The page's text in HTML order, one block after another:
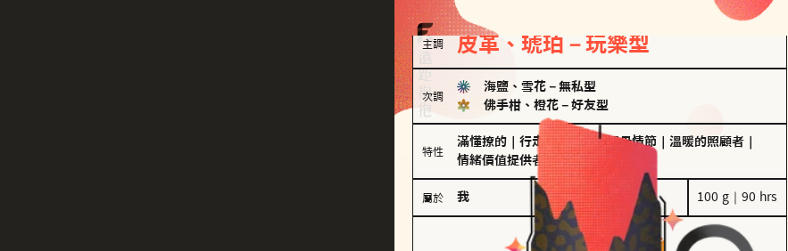
主調 皮革、琥珀－玩樂型
次調
海鹽、雪花 － 無私型
佛手柑、橙花 － 好友型
特性
滿懂撩的 行走的發電機 ｜ 聖母情節 溫暖的照顧者
情緒價值提供者
屬於 我 100 g｜90 hrs
玩樂型